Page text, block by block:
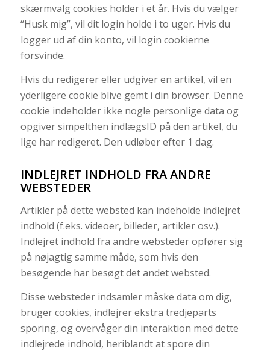
skærmvalg cookies holder i et år. Hvis du vælger
“Husk mig”, vil dit login holde i to uger. Hvis du
logger ud af din konto, vil login cookierne
forsvinde.
Hvis du redigerer eller udgiver en artikel, vil en
yderligere cookie blive gemt i din browser. Denne
cookie indeholder ikke nogle personlige data og
opgiver simpelthen indlægsID på den artikel, du
lige har redigeret. Den udløber efter 1 dag.
INDLEJRET INDHOLD FRA ANDRE
WEBSTEDER
Artikler på dette websted kan indeholde indlejret
indhold (f.eks. videoer, billeder, artikler osv.).
Indlejret indhold fra andre websteder opfører sig
på nøjagtig samme måde, som hvis den
besøgende har besøgt det andet websted.
Disse websteder indsamler måske data om dig,
bruger cookies, indlejrer ekstra tredjeparts
sporing, og overvåger din interaktion med dette
indlejrede indhold, heriblandt at spore din